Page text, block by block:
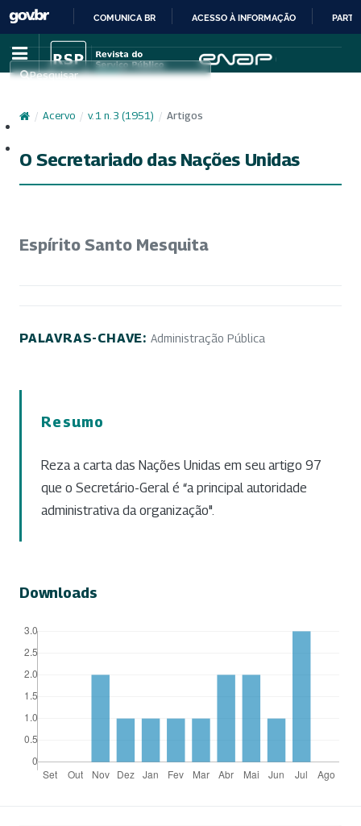
IR
PARA
CONTEÚDO
COMUNICA BR ACESSO À INFORMAÇÃO
Pesquisar
/ Acervo / v. 1 n. 3 (1951) / Artigos
O Secretariado das Nações Unidas
Espírito Santo Mesquita
PALAVRAS-CHAVE: Administração Pública
Resumo
Reza a carta das Nações Unidas em seu artigo 97
que o Secretário-Geral é “a principal autoridade
administrativa da organização".
Downloads